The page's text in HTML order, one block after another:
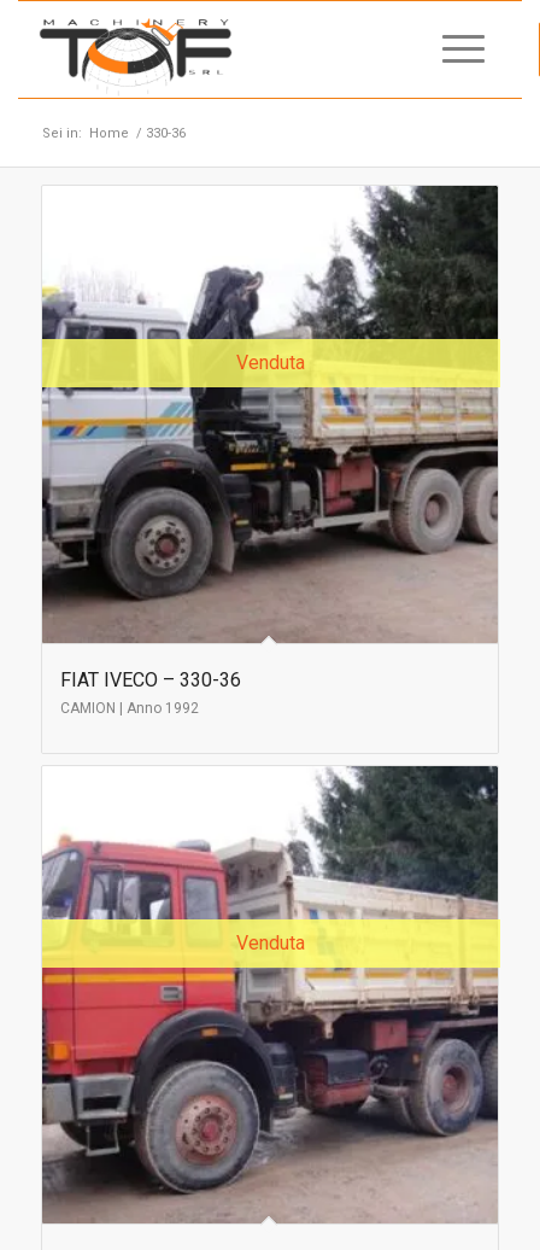
Sei in: Home / 330-36
Venduta
FIAT IVECO – 330-36
CAMION | Anno 1992
Venduta